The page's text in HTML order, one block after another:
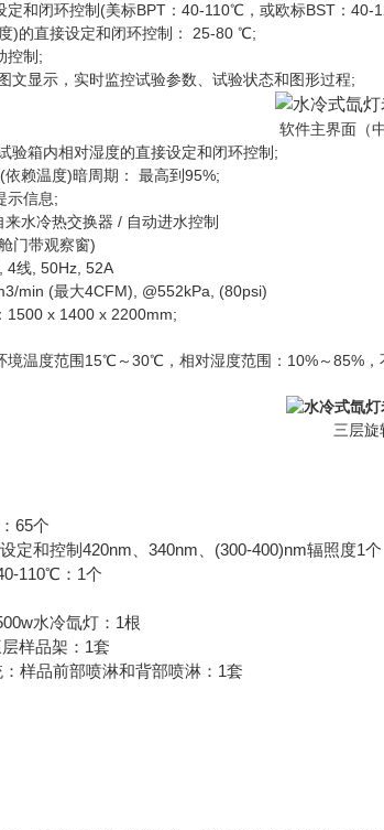
和闭环控制(美标BPT：40-110℃，或欧标BST：40-
的直接设定和闭环控制： 25-80 ℃;
制;
显示，实时监控试验参数、试验状态和图形过程;
软件主界面（
箱内相对湿度的直接设定和闭环控制;
赖温度)暗周期： 最高到95%;
信息;
水冷热交换器 / 自动进水控制
门带观察窗)
线, 50Hz, 52A
(最大4CFM), @552kPa, (80psi)
x 1400 x 2200mm;
度范围15℃～30℃，相对湿度范围：10%～85%，
三层旋
65个
和控制420nm、340nm、(300-400)nm辐照度1个
110℃：1个
水冷氙灯：1根
样品架：1套
样品前部喷淋和背部喷淋：1套